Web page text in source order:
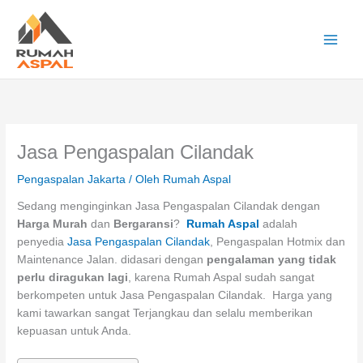
konten
Jasa Pengaspalan Cilandak
Pengaspalan Jakarta / Oleh Rumah Aspal
Sedang menginginkan Jasa Pengaspalan Cilandak dengan
Harga Murah dan Bergaransi? Rumah Aspal adalah
penyediaJasa Pengaspalan Cilandak, Pengaspalan Hotmix dan
Maintenance Jalan. didasari dengan pengalaman yang tidak
perlu diragukan lagi, karena Rumah Aspal sudah sangat
berkompeten untuk Jasa Pengaspalan Cilandak. Harga yang
kami tawarkan sangat Terjangkau dan selalu memberikan
kepuasan untuk Anda.